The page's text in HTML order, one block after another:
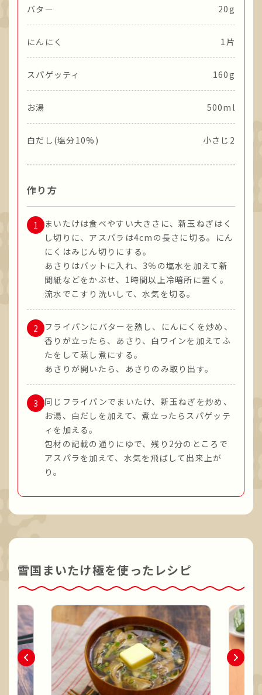
バター 20g
にんにく 1片
スパゲッティ 160g
お湯 500ml
白だし(塩分10%) 小さじ2
作り方
まいたけは食べやすい大きさに、新玉ねぎはく
し切りに、アスパラは4cmの長さに切る。にん
にくはみじん切りにする。
あさりはバットに入れ、3％の塩水を加えて新
聞紙などをかぶせ、1時間以上冷暗所に置く。
流水でこすり洗いして、水気を切る。
フライパンにバターを熱し、にんにくを炒め、
香りが立ったら、あさり、白ワインを加えてふ
たをして蒸し煮にする。
あさりが開いたら、あさりのみ取り出す。
同じフライパンでまいたけ、新玉ねぎを炒め、
お湯、白だしを加えて、煮立ったらスパゲッテ
ィを加える。
包材の記載の通りにゆで、残り2分のところで
アスパラを加えて、水気を飛ばして出来上が
り。
雪国まいたけ極を使ったレシピ